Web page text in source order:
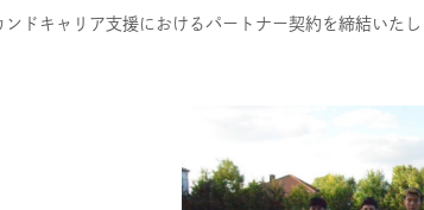
ンドキャリア支援におけるパートナー契約を締結いたし